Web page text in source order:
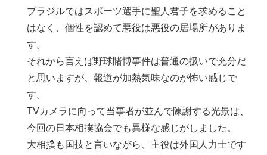
ブラジルではスポーツ選手に聖人君子を求めること
はなく、個性を認めて悪役は悪役の居場所がありま
す。
それから言えば野球賭博事件は普通の扱いで充分だ
と思いますが、報道が加熱気味なのが怖い感じで
す。
TVカメラに向って当事者が並んで陳謝する光景は、
今回の日本相撲協会でも異様な感じがしました。
大相撲も国技と言いながら、主役は外国人力士です